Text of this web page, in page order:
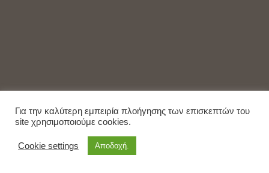
Για την καλύτερη εμπειρία πλοήγησης των επισκεπτών του
site χρησιμοποιούμε cookies.
Cookie settings Αποδοχή.